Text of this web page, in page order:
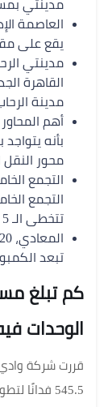
مدينتي
العاصمة
يقع على
مدينتي
القاهرة
مدينة
أهم
بأنه
محور النقل
التجمع
التجمع
تتخطى الـ 5 دقائق.
تبعد
كم تبلغ
الوحدات
قررت شركة وادي
545.5